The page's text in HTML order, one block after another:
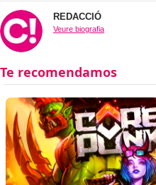
REDACCIÓ
Veure biografia